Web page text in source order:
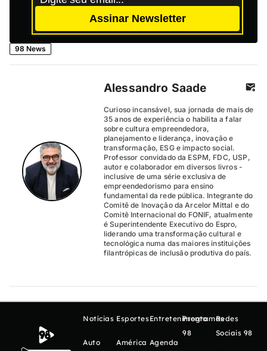
Assinar Newsletter
98 News
Alessandro Saade
Curioso incansável, sua jornada de mais de
35 anos de experiência o habilita a falar
sobre cultura empreendedora,
planejamento e liderança, inovação e
transformação, ESG e impacto social.
Professor convidado da ESPM, FDC, USP,
autor e colaborador em diversos livros -
inclusive de uma série exclusiva de
empreendedorismo para ensino
fundamental da rede pública. Integrante do
Comitê de Inovação da Arcelor Mittal e do
Comitê Internacional do FONIF, atualmente
é Superintendente Executivo do Espro,
liderando uma transformação cultural e
tecnológica numa das maiores instituições
filantrópicas de inclusão produtiva do país.
Notícias
Auto
Esportes
América
Entretenimento
Agenda
Programas
98
Redes
Sociais 98